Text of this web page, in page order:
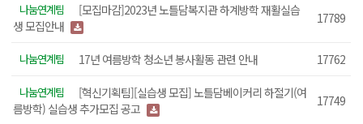
나눔연계팀
[모집마감]2023년 노틀담복지관 하계방학 재활실습
생 모집안내
17789
나눔연계팀 17년 여름방학 청소년 봉사활동 관련 안내 17762
나눔연계팀
[혁신기획팀][실습생 모집] 노틀담베이커리 하절기(여
름방학) 실습생 추가모집 공고
17749